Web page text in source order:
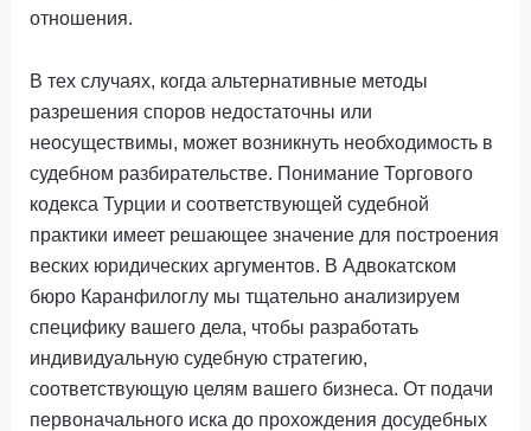
отношения.
В тех случаях, когда альтернативные методы
разрешения споров недостаточны или
неосуществимы, может возникнуть необходимость в
судебном разбирательстве. Понимание Торгового
кодекса Турции и соответствующей судебной
практики имеет решающее значение для построения
веских юридических аргументов. В Адвокатском
бюро Каранфилоглу мы тщательно анализируем
специфику вашего дела, чтобы разработать
индивидуальную судебную стратегию,
соответствующую целям вашего бизнеса. От подачи
первоначального иска до прохождения досудебных